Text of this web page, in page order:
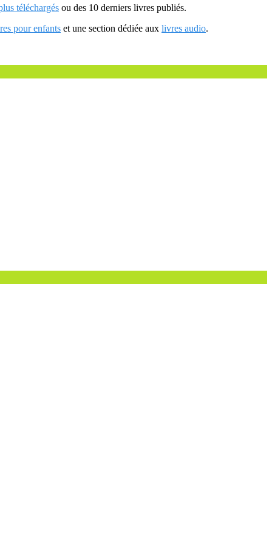
téléchargés ou des 10 derniers livres publiés.
pour enfants et une section dédiée aux livres audio.